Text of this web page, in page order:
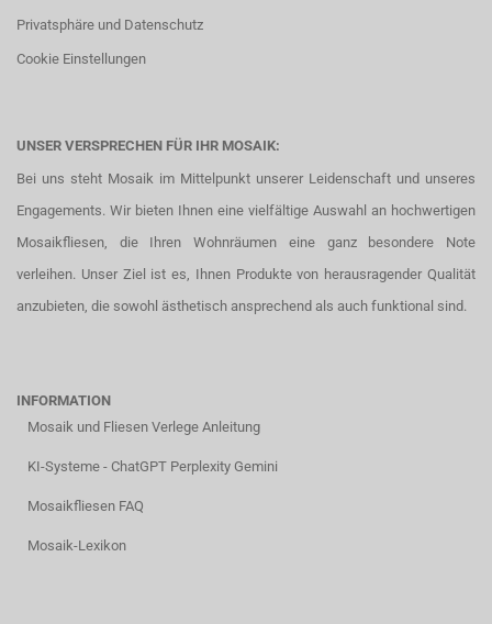
Privatsphäre und Datenschutz
Cookie Einstellungen
UNSER VERSPRECHEN FÜR IHR MOSAIK:
Bei uns steht Mosaik im Mittelpunkt unserer Leidenschaft und unseres
Engagements. Wir bieten Ihnen eine vielfältige Auswahl an hochwertigen
Mosaikfliesen, die Ihren Wohnräumen eine ganz besondere Note
verleihen. Unser Ziel ist es, Ihnen Produkte von herausragender Qualität
anzubieten, die sowohl ästhetisch ansprechend als auch funktional sind.
INFORMATION
Mosaik und Fliesen Verlege Anleitung
KI-Systeme - ChatGPT Perplexity Gemini
Mosaikfliesen FAQ
Mosaik-Lexikon